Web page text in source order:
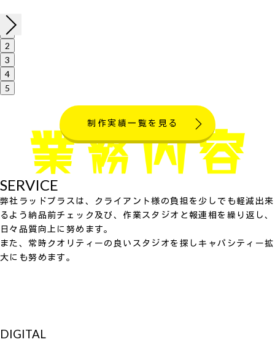
1
2
3
4
5
制作実績一覧を見る
SERVICE
弊社ラッドプラスは、クライアント様の負担を少しでも軽減出来
るよう納品前チェック及び、作業スタジオと報連相を繰り返し、
日々品質向上に努めます。
また、常時クオリティーの良いスタジオを探しキャパシティー拡
大にも努めます。
DIGITAL